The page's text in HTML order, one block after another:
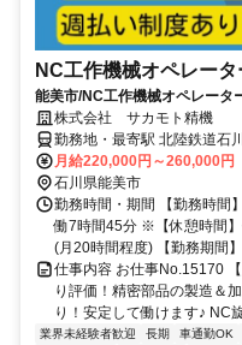
NC工作機械オペレータ
能美市/NC工作機械オペレータ
20h)株式会社 サカモト精機
勤務地・最寄駅 北陸鉄道石
月給220,000円～260,000円
石川県能美市
勤務時間・期間 【勤務時間
働7時間45分 ※【休憩時間
(月20時間程度) 【勤務期間】
仕事内容 お仕事No.15170
り評価！精密部品の製造＆
り！安定して働けます♪ NC
業界未経験者歓迎 長期 車通勤OK